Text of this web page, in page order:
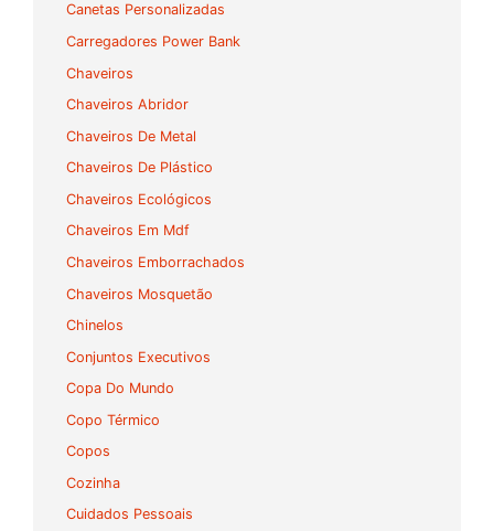
Canetas Personalizadas
Carregadores Power Bank
Chaveiros
Chaveiros Abridor
Chaveiros De Metal
Chaveiros De Plástico
Chaveiros Ecológicos
Chaveiros Em Mdf
Chaveiros Emborrachados
Chaveiros Mosquetão
Chinelos
Conjuntos Executivos
Copa Do Mundo
Copo Térmico
Copos
Cozinha
Cuidados Pessoais